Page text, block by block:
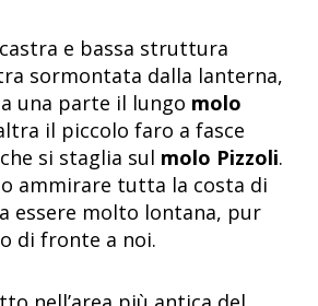
e bassa struttura
sormontata dalla lanterna,
una parte il lungo molo
il piccolo faro a fasce
si staglia sul molo Pizzoli.
ammirare tutta la costa di
essere molto lontana, pur
di fronte a noi.